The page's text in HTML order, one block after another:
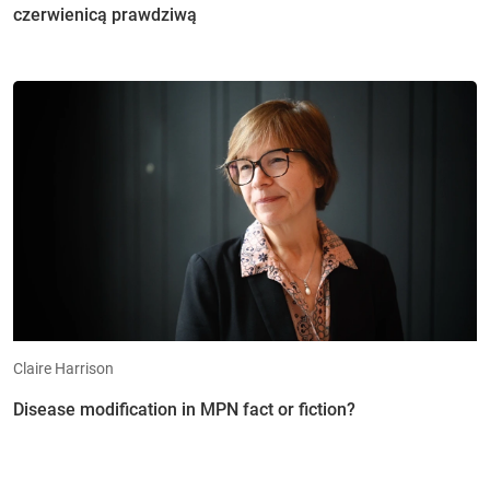
czerwienicą prawdziwą
Claire Harrison
Disease modification in MPN fact or fiction?